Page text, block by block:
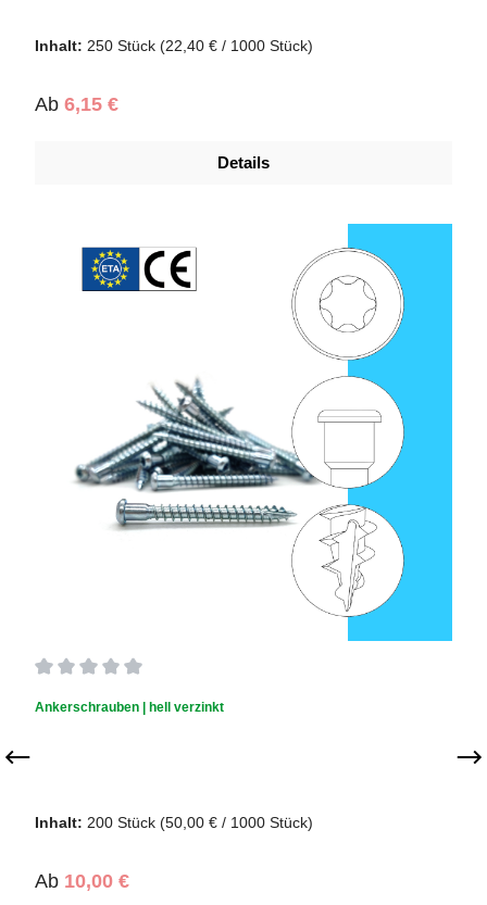
Inhalt: 250 Stück (22,40 € / 1000 Stück)
Regulärer Preis:
Ab 6,15 €
Details
Ankerschrauben | hell verzinkt
Inhalt: 200 Stück (50,00 € / 1000 Stück)
Regulärer Preis:
Ab 10,00 €